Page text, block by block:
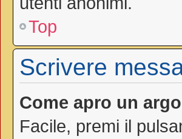
Top
Scrivere
Come apro un
Facile, premi il